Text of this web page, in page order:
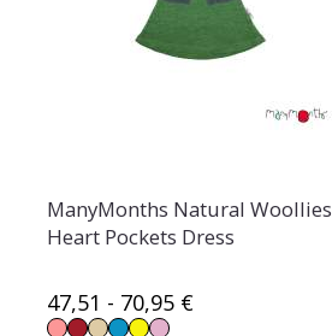
ManyMonths Natural Woollies
Heart Pockets Dress
47,51 - 70,95 €